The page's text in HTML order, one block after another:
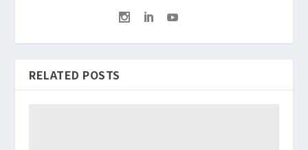
RELATED POSTS